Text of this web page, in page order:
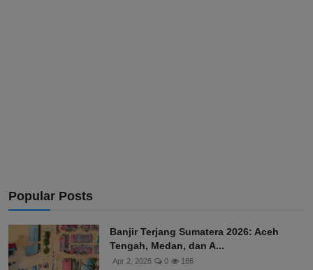
Popular Posts
Banjir Terjang Sumatera 2026: Aceh
Tengah, Medan, dan A...
Apr 2, 2026 0 186